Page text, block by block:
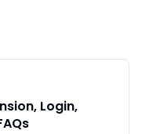
Login,